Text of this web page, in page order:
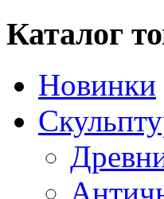
Каталог
Новинки